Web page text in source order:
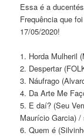
Essa é a
Frequência que
17/05/2020!
1. Horda Mulheril
2. Despertar
3. Náufrago
4. Da Arte Me
5. E daí? (Seu
Maurício Garcia) /
6. Quem é